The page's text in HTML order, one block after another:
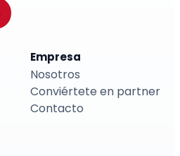
Empresa
Nosotros
Conviértete en partner
Contacto